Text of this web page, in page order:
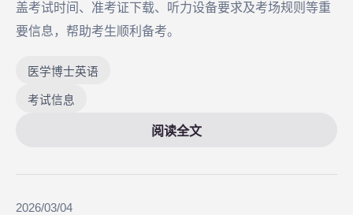
盖考试时间、准考证下载、听力设备要求及考场规则等重
要信息，帮助考生顺利备考。
医学博士英语
考试信息
阅读全文
2026/03/04